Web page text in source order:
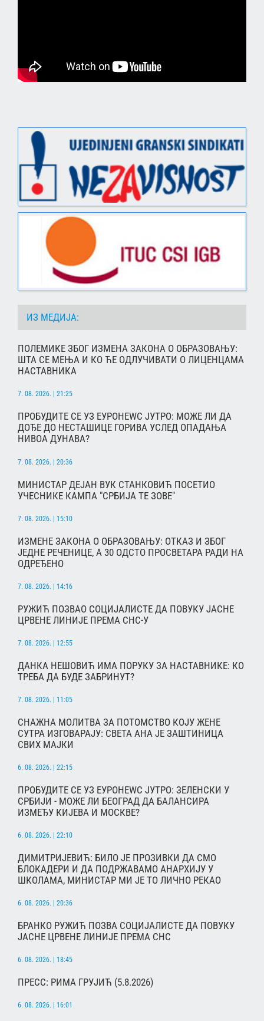
ИЗ МЕДИЈА:
ПОЛЕМИКЕ ЗБОГ ИЗМЕНА ЗАКОНА О ОБРАЗОВАЊУ:
ШТА СЕ МЕЊА И КО ЋЕ ОДЛУЧИВАТИ О ЛИЦЕНЦАМА
НАСТАВНИКА
7. 08. 2026. | 21:25
ПРОБУДИТЕ СЕ УЗ ЕУРОНЕWС ЈУТРО: МОЖЕ ЛИ ДА
ДОЂЕ ДО НЕСТАШИЦЕ ГОРИВА УСЛЕД ОПАДАЊА
НИВОА ДУНАВА?
7. 08. 2026. | 20:36
МИНИСТАР ДЕЈАН ВУК СТАНКОВИЋ ПОСЕТИО
УЧЕСНИКЕ КАМПА "СРБИЈА ТЕ ЗОВЕ"
7. 08. 2026. | 15:10
ИЗМЕНЕ ЗАКОНА О ОБРАЗОВАЊУ: ОТКАЗ И ЗБОГ
ЈЕДНЕ РЕЧЕНИЦЕ, А 30 ОДСТО ПРОСВЕТАРА РАДИ НА
ОДРЕЂЕНО
7. 08. 2026. | 14:16
РУЖИЋ ПОЗВАО СОЦИЈАЛИСТЕ ДА ПОВУКУ ЈАСНЕ
ЦРВЕНЕ ЛИНИЈЕ ПРЕМА СНС-У
7. 08. 2026. | 12:55
ДАНКА НЕШОВИЋ ИМА ПОРУКУ ЗА НАСТАВНИКЕ: КО
ТРЕБА ДА БУДЕ ЗАБРИНУТ?
7. 08. 2026. | 11:05
СНАЖНА МОЛИТВА ЗА ПОТОМСТВО КОЈУ ЖЕНЕ
СУТРА ИЗГОВАРАЈУ: СВЕТА АНА ЈЕ ЗАШТИНИЦА
СВИХ МАЈКИ
6. 08. 2026. | 22:15
ПРОБУДИТЕ СЕ УЗ ЕУРОНЕWС ЈУТРО: ЗЕЛЕНСКИ У
СРБИЈИ - МОЖЕ ЛИ БЕОГРАД ДА БАЛАНСИРА
ИЗМЕЂУ КИЈЕВА И МОСКВЕ?
6. 08. 2026. | 22:10
ДИМИТРИЈЕВИЋ: БИЛО ЈЕ ПРОЗИВКИ ДА СМО
БЛОКАДЕРИ И ДА ПОДРЖАВАМО АНАРХИЈУ У
ШКОЛАМА, МИНИСТАР МИ ЈЕ ТО ЛИЧНО РЕКАО
6. 08. 2026. | 20:36
БРАНКО РУЖИЋ ПОЗВА СОЦИЈАЛИСТЕ ДА ПОВУКУ
ЈАСНЕ ЦРВЕНЕ ЛИНИЈЕ ПРЕМА СНС
6. 08. 2026. | 18:45
ПРЕСС: РИМА ГРУЈИЋ (5.8.2026)
6. 08. 2026. | 16:01